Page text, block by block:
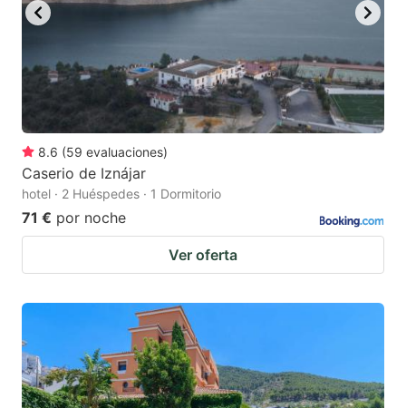
8.6 (59 evaluaciones)
Caserio de Iznájar
hotel · 2 Huéspedes · 1 Dormitorio
71 € por noche
Ver oferta